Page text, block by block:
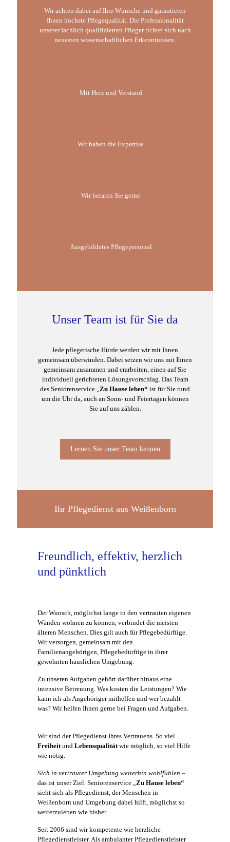
Wir achten dabei auf Ihre Wünsche und garantieren
Ihnen höchste Pflegequalität. Die Professionalität
unserer fachlich qualifizierten Pfleger richtet sich nach
neuesten wissenschaftlichen Erkenntnissen.
Mit Herz und Verstand
Wir haben die Expertise
Wir beraten Sie gerne
Ausgebildetes Pflegepersonal
Unser Team ist für Sie da
Jede pflegerische Hürde werden wir mit Ihnen
gemeinsam überwinden. Dabei setzen wir uns mit Ihnen
gemeinsam zusammen und erarbeiten, einen auf Sie
individuell gerichteten Lösungsvorschlag. Das Team
des Seniorenservice „Zu Hause leben“ ist für Sie rund
um die Uhr da, auch an Sonn- und Feiertagen können
Sie auf uns zählen.
Lernen Sie unser Team kennen
Ihr Pflegedienst aus Weißenborn
Freundlich, effektiv, herzlich
und pünktlich
Der Wunsch, möglichst lange in den vertrauten eigenen
Wänden wohnen zu können, verbindet die meisten
älteren Menschen. Dies gilt auch für Pflegebedürftige.
Wir versorgen, gemeinsam mit den
Familienangehörigen, Pflegebedürftige in ihrer
gewohnten häuslichen Umgebung.
Zu unseren Aufgaben gehört darüber hinaus eine
intensive Betreuung. Was kosten die Leistungen? Wie
kann ich als Angehöriger mithelfen und wer bezahlt
was? Wir helfen Ihnen gerne bei Fragen und Aufgaben.
Wir sind der Pflegedienst Ihres Vertrauens. So viel
Freiheitund Lebensqualitätwie möglich, so viel Hilfe
wie nötig.
Sich in vertrauter Umgebung weiterhin wohlfühlen –
das ist unser Ziel. Seniorenservice „Zu Hause leben“
sieht sich als Pflegedienst, der Menschen in
Weißenborn und Umgebung dabei hilft, möglichst so
weiterzuleben wie bisher.
Seit 2006 sind wir kompetente wie herzliche
Pflegedienstleister. Als ambulanter Pflegedienstleister